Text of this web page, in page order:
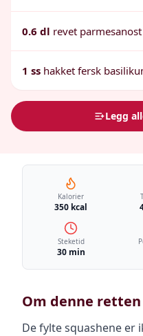
0.6 dl revet parmesanost
1 ss hakket fersk
Legg
Kalorier
350 kcal
Steketid
30 min
Om denne retten
De fylte squashene er